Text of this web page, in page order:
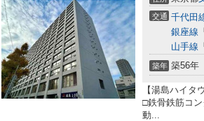
交通 千代田
銀座線 「
山手線 「
築年 築56年
【湯島ハイ
□鉄骨鉄筋コ
動...